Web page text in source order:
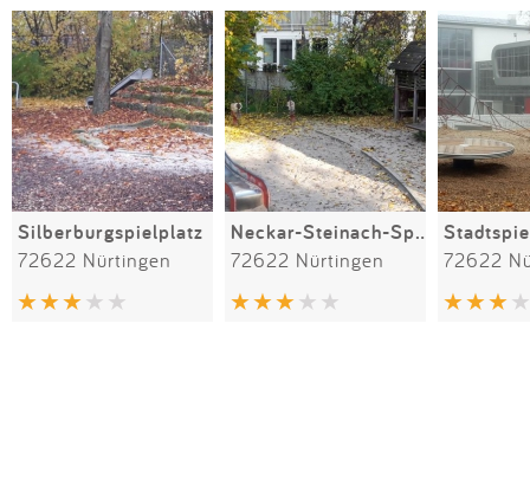
Silberburgspielplatz
72622 Nürtingen
Neckar-Steinach-Spielplatz
72622 Nürtingen 72622